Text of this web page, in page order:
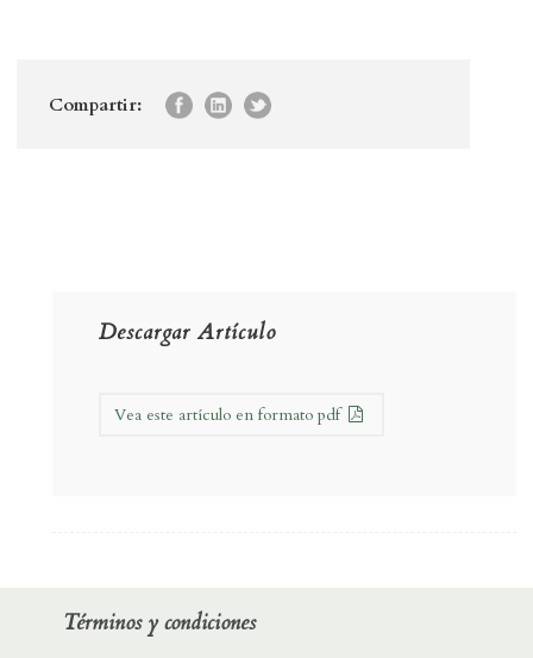
Compartir:
Descargar Artículo
Vea este artículo en formato pdf
Términos y condiciones